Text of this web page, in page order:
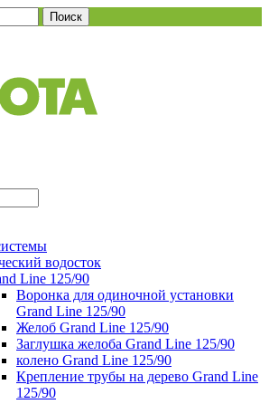
Поиск
водосток
Line 125/90
Воронка для одиночной установки
Grand Line 125/90
Желоб Grand Line 125/90
Заглушка желоба Grand Line 125/90
колено Grand Line 125/90
Крепление трубы на дерево Grand Line
125/90